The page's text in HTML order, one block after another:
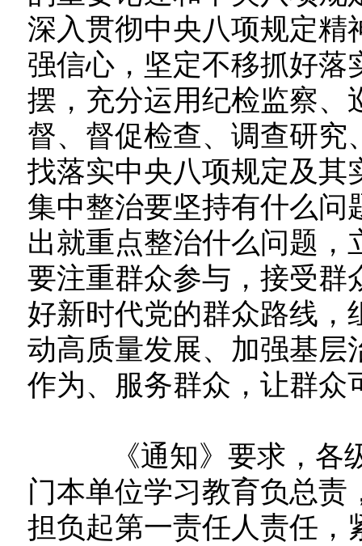
深入贯彻中央八项规定精
强信心，坚定不移抓好落
摆，充分运用纪检监察、
督、督促检查、调查研究
找落实中央八项规定及其
集中整治要坚持有什么问
出就重点整治什么问题
要注重群众参与，接受群
好新时代党的群众路线，
动高质量发展、加强基层
作为、服务群众，让群众
《通知》要求，各级
门本单位学习教育负总
担负起第一责任人责任，